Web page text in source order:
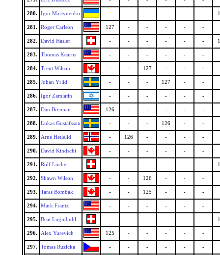
280. Igor Martynenko - - - - - -
281. Roger Carlson 127 - - - - -
282. David Hasler - - - - - -
283. Thomas Kearns - - - - - -
284. Trent Wilson - - 127 - - -
285. Johan Yrlid - - - 127 - -
286. Igor Zamiatin - - - - - -
287. Dan Brennan 126 - - - - -
288. Lukas Gustafsson - - - 126 - -
289. Arne Hetlelid - 126 - - - -
290. David Kindschi - - - - - -
291. Rolf Locher - - - - - -
292. Shawn Wilson - - 126 - - -
293. Taras Bombak - - 125 - - -
294. Mark Frantz - - - - - -
295. Beat Luginbuhl - - - - - -
296. Alex Yurevich 125 - - - - -
297. Tomas Ruzicka - - - - - -